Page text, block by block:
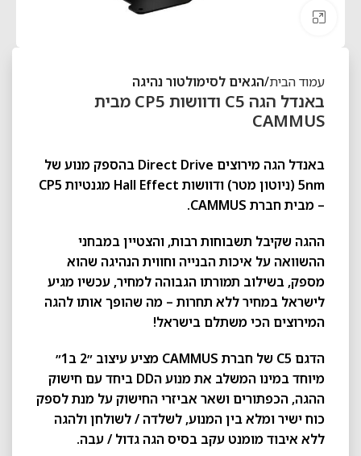
עמוד הבית הגאים לסימולטור נהיגה
באנדל הגה C5 ודוושות CP5 מבית
CAMMUS
באנדל הגה מירוצים Direct Drive בהספק מנוע של
5nm (ניוטון מטר) ודוושות Hall Effect מגנטיות CP5
– מבית חברת CAMMUS.
ההגה שקיבל תשבוחות רבות, והצטיין במבחני
ההשוואה על איכות הבנייה וחווית הנהיגה שהוא
מספק, בשילוב תמורתו הגבוהה למחיר, עכשיו מגיע
לישראל במחיר ללא תחרות – מה שהופך אותו להגה
המירוצים הכי משתלם בישראל!
הדגם C5 של חברת CAMMUS מציע עיצוב ״2 ב1״
מיוחד במינו המשלב את מנוע הDD ביחד עם חישוק
ההגה, הכפתורים ושאר אביזרי החישוק על מנת לספק
כוח ישיר ומלא בין המנוע, לשלדה / לשולחן ולהגה
ללא איבוד מומנט עקב בסיס הגה גדול / עבה.